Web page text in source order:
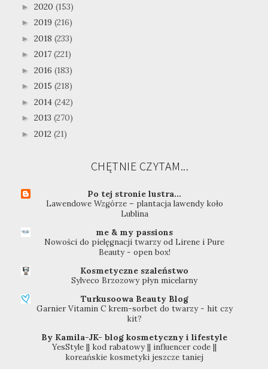
► 2020 (153)
► 2019 (216)
► 2018 (233)
► 2017 (221)
► 2016 (183)
► 2015 (218)
► 2014 (242)
► 2013 (270)
► 2012 (21)
CHĘTNIE CZYTAM...
Po tej stronie lustra...
Lawendowe Wzgórze – plantacja lawendy koło
Lublina
me & my passions
Nowości do pielęgnacji twarzy od Lirene i Pure
Beauty - open box!
Kosmetyczne szaleństwo
Sylveco Brzozowy płyn micelarny
Turkusoowa Beauty Blog
Garnier Vitamin C krem-sorbet do twarzy - hit czy
kit?
By Kamila-JK- blog kosmetyczny i lifestyle
YesStyle || kod rabatowy || influencer code ||
koreańskie kosmetyki jeszcze taniej